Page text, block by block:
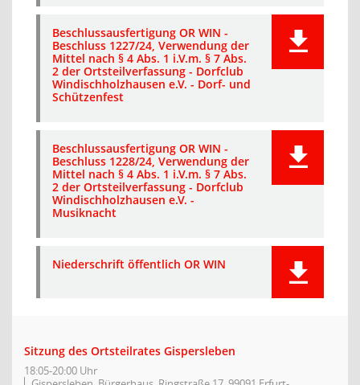
Beschlussausfertigung OR WIN -
Beschluss 1227/24, Verwendung der
Mittel nach § 4 Abs. 1 i.V.m. § 7 Abs.
2 der Ortsteilverfassung - Dorfclub
Windischholzhausen e.V. - Dorf- und
Schützenfest
Beschlussausfertigung OR WIN -
Beschluss 1228/24, Verwendung der
Mittel nach § 4 Abs. 1 i.V.m. § 7 Abs.
2 der Ortsteilverfassung - Dorfclub
Windischholzhausen e.V. -
Musiknacht
Niederschrift öffentlich OR WIN
Sitzung des Ortsteilrates Gispersleben
18:05-20:00 Uhr